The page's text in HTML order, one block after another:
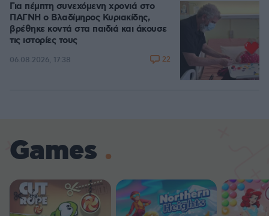
Για πέμπτη συνεχόμενη χρονιά στο
ΠΑΓΝΗ ο Βλαδίμηρος Κυριακίδης,
βρέθηκε κοντά στα παιδιά και άκουσε
τις ιστορίες τους
06.08.2026, 17:38 22
Games